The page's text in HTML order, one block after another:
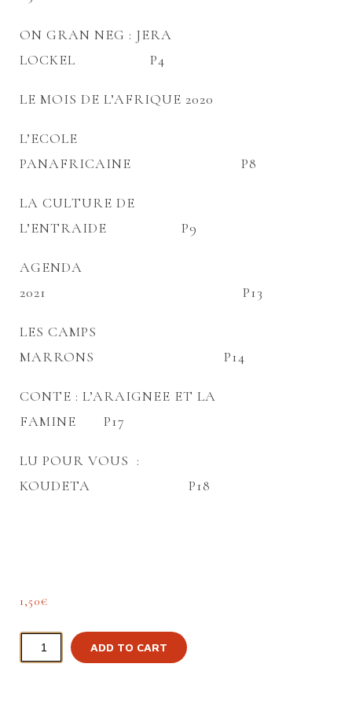
ON GRAN NEG : JERA
LOCKEL P4
LE MOIS DE L’AFRIQUE 2020
L’ECOLE
PANAFRICAINE P8
LA CULTURE DE
L’ENTRAIDE P9
AGENDA
2021 P13
LES CAMPS
MARRONS P14
CONTE : L’ARAIGNEE ET LA
FAMINE P17
LU POUR VOUS :
KOUDETA P18
1,50€
ADD TO CART